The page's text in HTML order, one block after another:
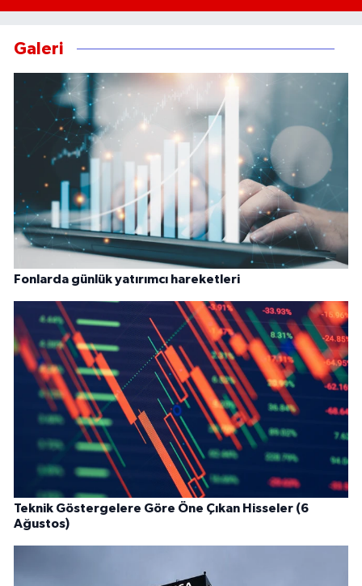
Galeri
Fonlarda günlük yatırımcı hareketleri
Teknik Göstergelere Göre Öne Çıkan Hisseler (6
Ağustos)